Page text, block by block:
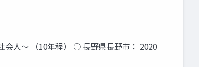
人〜 （10年程） ○ 長野県長野市： 2020